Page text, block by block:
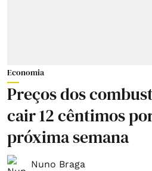
Economia
Preços dos
cair 12 cêntimos
próxima semana
Nuno Braga